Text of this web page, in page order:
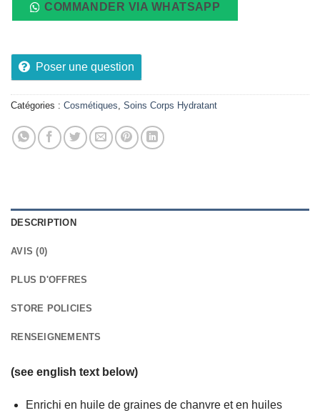
COMMANDER VIA WHATSAPP
Poser une question
Catégories : Cosmétiques, Soins Corps Hydratant
DESCRIPTION
AVIS (0)
PLUS D'OFFRES
STORE POLICIES
RENSEIGNEMENTS
(see english text below)
Enrichi en huile de graines de chanvre et en huiles